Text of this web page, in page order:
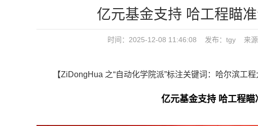
亿元基金支持 哈工程瞄
时间：2025-12-08 11:46:08 发布：tgy 来
【ZiDongHua 之“自动化学院派”标注关键词：哈尔滨工程
亿元基金支持 哈工程